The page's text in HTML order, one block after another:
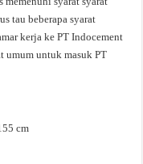
tau beberapa syarat
kerja ke PT Indocement
umum untuk masuk PT
cm